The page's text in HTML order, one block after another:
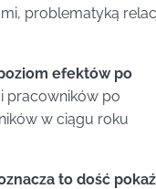
problematyką
efektów po
pracowników po
w ciągu roku
to dość